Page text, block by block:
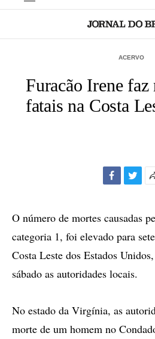
ACERVO
Furacão Irene
fatais na Costa
O número de mortes causadas
categoria 1, foi elevado para
Costa Leste dos Estados
sábado as autoridades locais.
No estado da Virgínia, as
morte de um homem no